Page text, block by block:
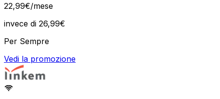
22,99€/mese
invece di 26,99€
Per Sempre
Vedi la promozione